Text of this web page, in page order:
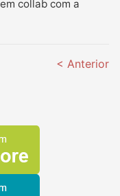
collab com a
< Anterior